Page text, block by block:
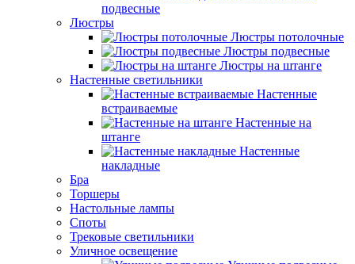
подвесные
Люстры
Люстры потолочные
Люстры подвесные
Люстры на штанге
Настенные светильники
Настенные
встраиваемые
Настенные на
штанге
Настенные
накладные
Бра
Торшеры
Настольные лампы
Споты
Трековые светильники
Уличное освещение